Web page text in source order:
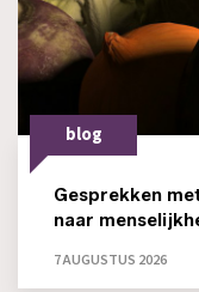
blog
Gesprekken
naar
7 AUGUSTUS 2026